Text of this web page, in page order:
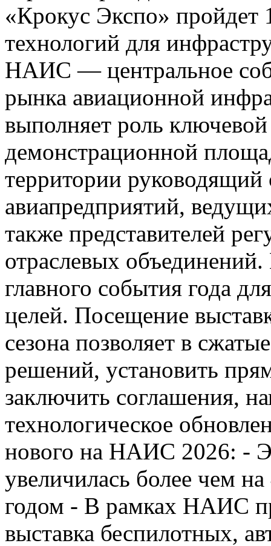
«Крокус Экспо» пройдет
технологий для
НАИС — центральное
рынка авиационной
выполняет роль
демонстрационной
территории руководящий
авиапредприятий,
также представителей
отраслевых
главного события года
целей. Посещение
сезона позволяет в
решений, установить
заключить соглашения,
технологическое
нового на НАИС 2026: -
увеличилась более чем
годом - В рамках НАИС
выставка беспилотных,